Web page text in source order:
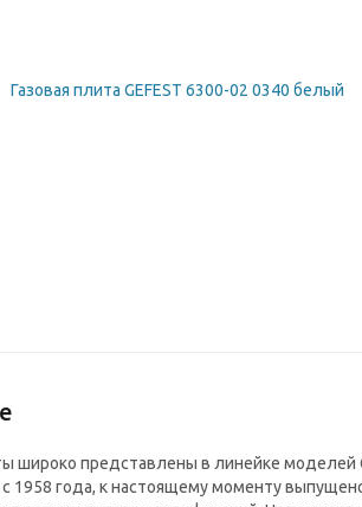
широко представлены в линейке моделей
1958 года, к настоящему моменту